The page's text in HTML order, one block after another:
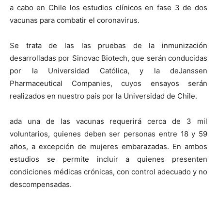
a cabo en Chile los estudios clínicos en fase 3 de dos
vacunas para combatir el coronavirus.
Se trata de las las pruebas de la inmunización
desarrolladas por Sinovac Biotech, que serán conducidas
por la Universidad Católica, y la deJanssen
Pharmaceutical Companies, cuyos ensayos serán
realizados en nuestro país por la Universidad de Chile.
ada una de las vacunas requerirá cerca de 3 mil
voluntarios, quienes deben ser personas entre 18 y 59
años, a excepción de mujeres embarazadas. En ambos
estudios se permite incluir a quienes presenten
condiciones médicas crónicas, con control adecuado y no
descompensadas.